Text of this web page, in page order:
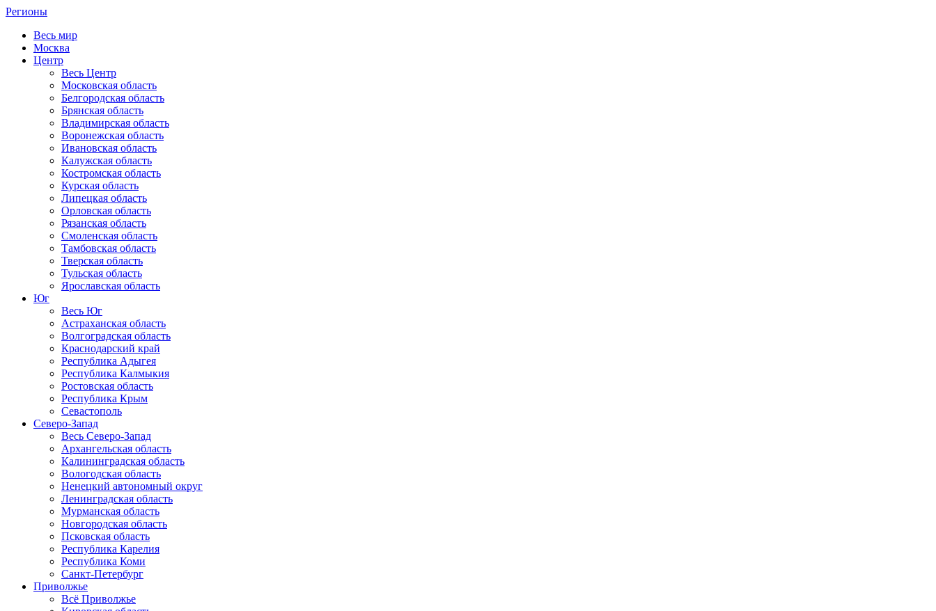
Регионы
Весь мир
Москва
Центр
Весь Центр
Московская область
Белгородская область
Брянская область
Владимирская область
Воронежская область
Ивановская область
Калужская область
Костромская область
Курская область
Липецкая область
Орловская область
Рязанская область
Смоленская область
Тамбовская область
Тверская область
Тульская область
Ярославская область
Юг
Весь Юг
Астраханская область
Волгоградская область
Краснодарский край
Республика Адыгея
Республика Калмыкия
Ростовская область
Республика Крым
Севастополь
Северо-Запад
Весь Северо-Запад
Архангельская область
Калининградская область
Вологодская область
Ненецкий автономный округ
Ленинградская область
Мурманская область
Новгородская область
Псковская область
Республика Карелия
Республика Коми
Санкт-Петербург
Приволжье
Всё Приволжье